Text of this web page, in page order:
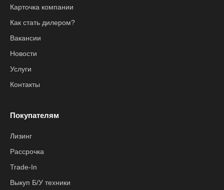
Карточка компании
Как стать дилером?
Вакансии
Новости
Услуги
Контакты
Покупателям
Лизинг
Рассрочка
Trade-In
Выкуп Б/У техники